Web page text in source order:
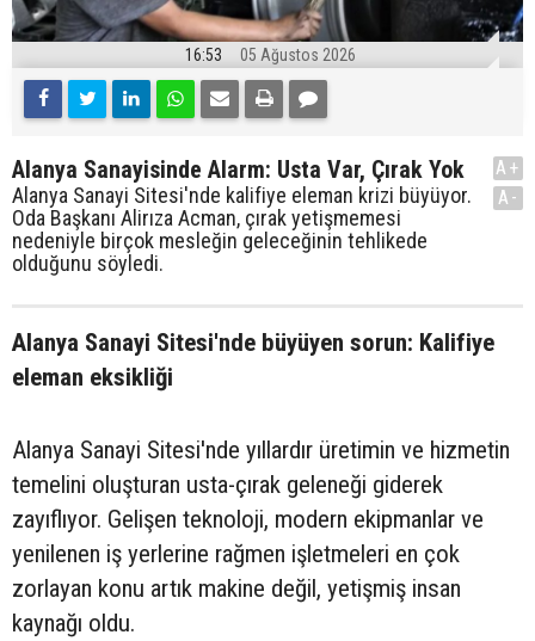
16:53 05 Ağustos 2026
Alanya Sanayisinde Alarm: Usta Var, Çırak Yok
Alanya Sanayi Sitesi'nde kalifiye eleman krizi büyüyor.
Oda Başkanı Alirıza Acman, çırak yetişmemesi
nedeniyle birçok mesleğin geleceğinin tehlikede
olduğunu söyledi.
A+
A-
Alanya Sanayi Sitesi'nde büyüyen sorun: Kalifiye
eleman eksikliği
Alanya Sanayi Sitesi'nde yıllardır üretimin ve hizmetin
temelini oluşturan usta-çırak geleneği giderek
zayıflıyor. Gelişen teknoloji, modern ekipmanlar ve
yenilenen iş yerlerine rağmen işletmeleri en çok
zorlayan konu artık makine değil, yetişmiş insan
kaynağı oldu.